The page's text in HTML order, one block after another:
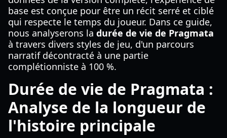
base est conçue pour être un récit serré et ciblé
qui respecte le temps du joueur. Dans ce guide,
nous analyserons la durée de vie de Pragmata
à travers divers styles de jeu, d'un parcours
narratif décontracté à une partie
complétionniste à 100 %.
Durée de vie de Pragmata :
Analyse de la longueur de
l'histoire principale